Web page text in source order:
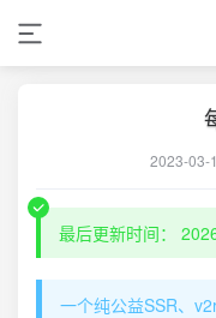
2023-03-
最后更新时间：
一个纯公益SSR、